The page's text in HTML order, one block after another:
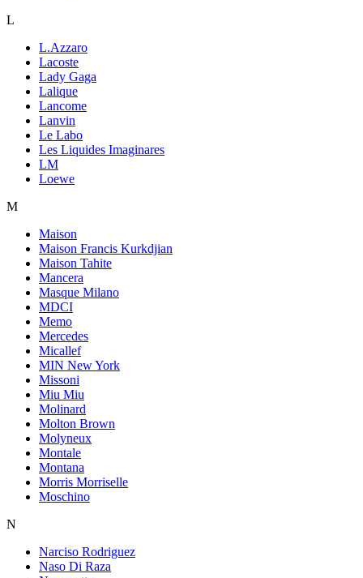
L
L.Azzaro
Lacoste
Lady Gaga
Lalique
Lancome
Lanvin
Le Labo
Les Liquides Imaginares
LM
Loewe
M
Maison
Maison Francis Kurkdjian
Maison Tahite
Mancera
Masque Milano
MDCI
Memo
Mercedes
Micallef
MIN New York
Missoni
Miu Miu
Molinard
Molton Brown
Molyneux
Montale
Montana
Morris Morriselle
Moschino
N
Narciso Rodriguez
Naso Di Raza